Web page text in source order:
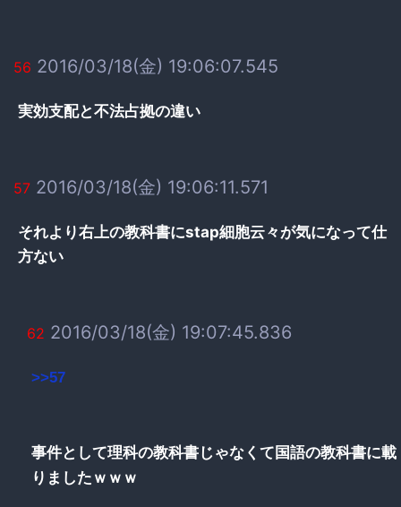
56 2016/03/18(金) 19:06:07.545
実効支配と不法占拠の違い
57 2016/03/18(金) 19:06:11.571
それより右上の教科書にstap細胞云々が気になって仕
方ない
62 2016/03/18(金) 19:07:45.836
>>57
事件として理科の教科書じゃなくて国語の教科書に載
りましたｗｗｗ